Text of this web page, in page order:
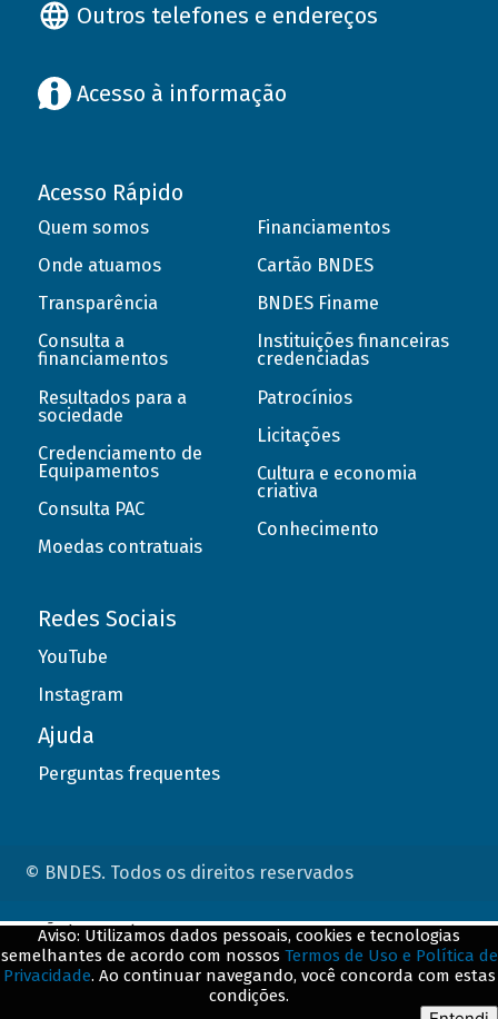
Outros telefones e endereços
Acesso à informação
Acesso Rápido
Quem somos
Onde atuamos
Transparência
Consulta a
financiamentos
Resultados para a
sociedade
Credenciamento de
Equipamentos
Consulta PAC
Moedas contratuais
Financiamentos
Cartão BNDES
BNDES Finame
Instituições financeiras
credenciadas
Patrocínios
Licitações
Cultura e economia
criativa
Conhecimento
Redes Sociais
YouTube
Instagram
Ajuda
Perguntas frequentes
© BNDES. Todos os direitos reservados
Aviso: Utilizamos dados pessoais, cookies e tecnologias
semelhantes de acordo com nossos Termos de Uso e Política de
Privacidade. Ao continuar navegando, você concorda com estas
condições.
ConteÃºdo complementar
${title}${badge}